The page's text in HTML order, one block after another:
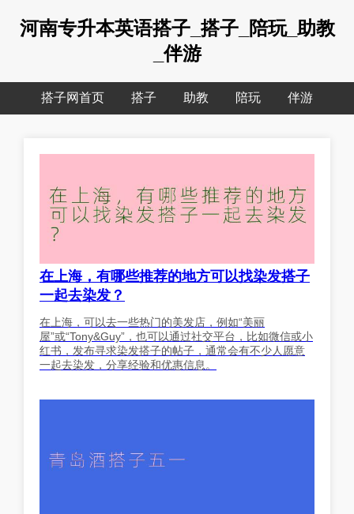
河南专升本英语搭子_搭子_陪玩_助教
_伴游
搭子网首页 搭子 助教 陪玩 伴游
在上海，有哪些推荐的地方可以找染发搭子
一起去染发？
在上海，可以去一些热门的美发店，例如“美丽
屋”或“Tony&Guy”，也可以通过社交平台，比如微信或小
红书，发布寻求染发搭子的帖子，通常会有不少人愿意
一起去染发，分享经验和优惠信息。